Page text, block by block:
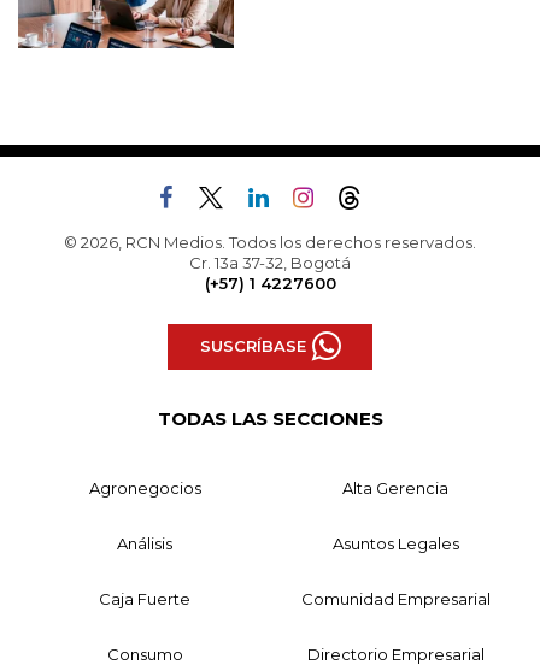
© 2026, RCN Medios. Todos los derechos reservados.
Cr. 13a 37-32, Bogotá
(+57) 1 4227600
SUSCRÍBASE
TODAS LAS SECCIONES
Agronegocios Alta Gerencia
Análisis Asuntos Legales
Caja Fuerte Comunidad Empresarial
Consumo Directorio Empresarial